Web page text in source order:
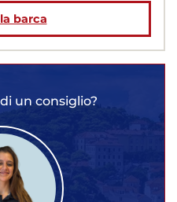
barca
un consiglio?